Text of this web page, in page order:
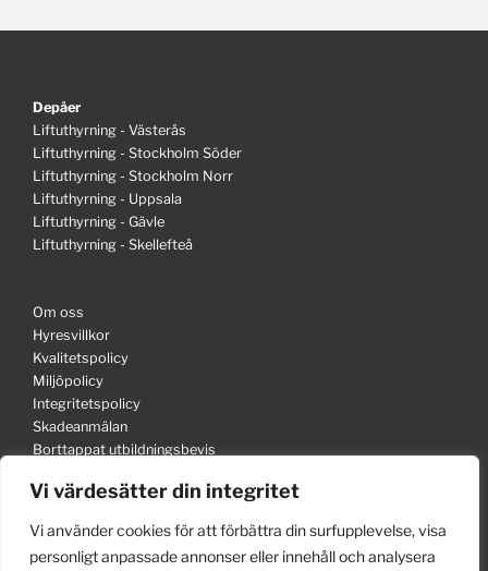
Vi värdesätter din integritet
Vi använder cookies för att förbättra din surfupplevelse, visa
personligt anpassade annonser eller innehåll och analysera
Depåer
Liftuthyrning - Västerås
Liftuthyrning - Stockholm Söder
Liftuthyrning - Stockholm Norr
Liftuthyrning - Uppsala
Liftuthyrning - Gävle
Liftuthyrning - Skellefteå
Om oss
Hyresvillkor
Kvalitetspolicy
Miljöpolicy
Integritetspolicy
Skadeanmälan
Borttappat utbildningsbevis